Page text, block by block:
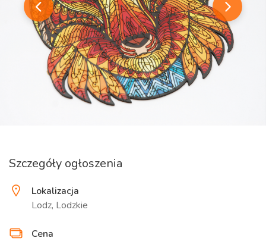
Szczegóły ogłoszenia
Lokalizacja
Lodz, Lodzkie
Cena